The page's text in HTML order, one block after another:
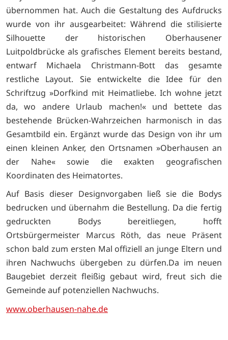
übernommen hat. Auch die Gestaltung des Aufdrucks
wurde von ihr ausgearbeitet: Während die stilisierte
Silhouette der historischen Oberhausener
Luitpoldbrücke als grafisches Element bereits bestand,
entwarf Michaela Christmann-Bott das gesamte
restliche Layout. Sie entwickelte die Idee für den
Schriftzug »Dorfkind mit Heimatliebe. Ich wohne jetzt
da, wo andere Urlaub machen!« und bettete das
bestehende Brücken-Wahrzeichen harmonisch in das
Gesamtbild ein. Ergänzt wurde das Design von ihr um
einen kleinen Anker, den Ortsnamen »Oberhausen an
der Nahe« sowie die exakten geografischen
Koordinaten des Heimatortes.
Auf Basis dieser Designvorgaben ließ sie die Bodys
bedrucken und übernahm die Bestellung. Da die fertig
gedruckten Bodys bereitliegen, hofft
Ortsbürgermeister Marcus Röth, das neue Präsent
schon bald zum ersten Mal offiziell an junge Eltern und
ihren Nachwuchs übergeben zu dürfen.Da im neuen
Baugebiet derzeit fleißig gebaut wird, freut sich die
Gemeinde auf potenziellen Nachwuchs.
www.oberhausen-nahe.de